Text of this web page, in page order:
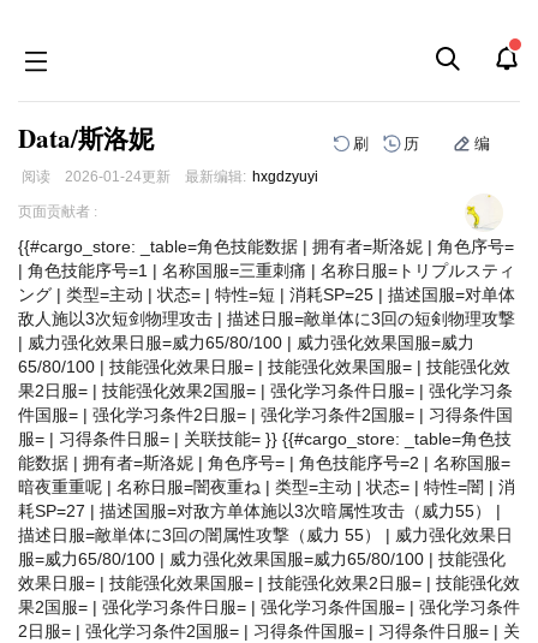
Data/斯洛妮 刷 历 编
阅读 2026-01-24更新 最新编辑: hxgdzyuyi
跳
导
航
跳
搜
索
页面贡献者 :
{{#cargo_store: _table=角色技能数据 | 拥有者=斯洛妮 | 角色序号=
| 角色技能序号=1 | 名称国服=三重刺痛 | 名称日服=トリプルスティ
ング | 类型=主动 | 状态= | 特性=短 | 消耗SP=25 | 描述国服=对单体
敌人施以3次短剑物理攻击 | 描述日服=敵単体に3回の短剣物理攻撃
| 威力强化效果日服=威力65/80/100 | 威力强化效果国服=威力
65/80/100 | 技能强化效果日服= | 技能强化效果国服= | 技能强化效
果2日服= | 技能强化效果2国服= | 强化学习条件日服= | 强化学习条
件国服= | 强化学习条件2日服= | 强化学习条件2国服= | 习得条件国
服= | 习得条件日服= | 关联技能= }} {{#cargo_store: _table=角色技
能数据 | 拥有者=斯洛妮 | 角色序号= | 角色技能序号=2 | 名称国服=
暗夜重重呢 | 名称日服=闇夜重ね | 类型=主动 | 状态= | 特性=闇 | 消
耗SP=27 | 描述国服=对敌方单体施以3次暗属性攻击（威力55） |
描述日服=敵単体に3回の闇属性攻撃（威力 55） | 威力强化效果日
服=威力65/80/100 | 威力强化效果国服=威力65/80/100 | 技能强化
效果日服= | 技能强化效果国服= | 技能强化效果2日服= | 技能强化效
果2国服= | 强化学习条件日服= | 强化学习条件国服= | 强化学习条件
2日服= | 强化学习条件2国服= | 习得条件国服= | 习得条件日服= | 关